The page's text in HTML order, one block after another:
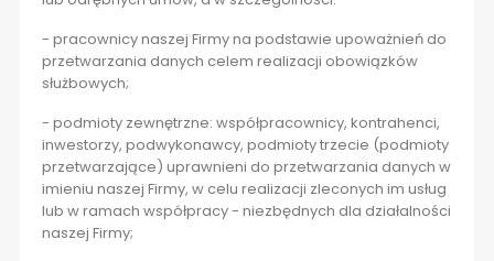
- pracownicy naszej Firmy na podstawie upoważnień do
przetwarzania danych celem realizacji obowiązków
służbowych;
- podmioty zewnętrzne: współpracownicy, kontrahenci,
inwestorzy, podwykonawcy, podmioty trzecie (podmioty
przetwarzające) uprawnieni do przetwarzania danych w
imieniu naszej Firmy, w celu realizacji zleconych im usług
lub w ramach współpracy - niezbędnych dla działalności
naszej Firmy;